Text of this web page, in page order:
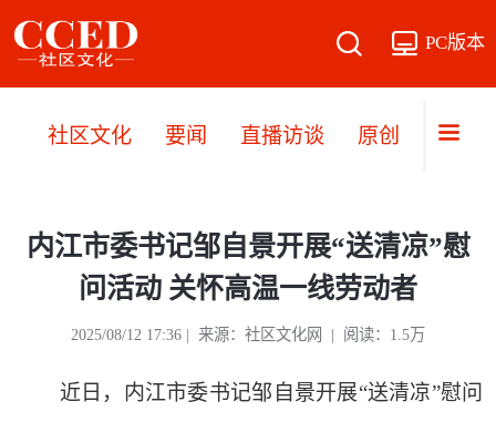
PC版本
社区文化 要闻 直播访谈 原创 文旅
内江市委书记邹自景开展“送清凉”慰
问活动 关怀高温一线劳动者
2025/08/12 17:36 | 来源：社区文化网 | 阅读：1.5万
近日，内江市委书记邹自景开展“送清凉”慰问